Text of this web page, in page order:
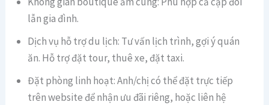
lẫn gia đình.
Dịch vụ hỗ trợ du lịch: Tư vấn lịch trình, gợi ý quán
ăn. Hỗ trợ đặt tour, thuê xe, đặt taxi.
Đặt phòng linh hoạt: Anh/chị có thể đặt trực tiếp
trên website để nhận ưu đãi riêng, hoặc liên hệ